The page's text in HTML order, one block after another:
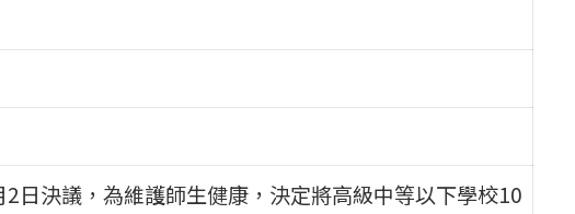
日決議，為維護師生健康，決定將高級中等以下學校10